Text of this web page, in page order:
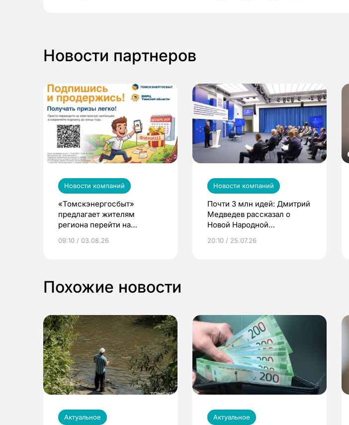
Новости партнеров
Новости компаний
«Томскэнергосбыт»
предлагает жителям
региона перейти на
выиграть призы
09:10 / 03.08.26
Новости компаний
Почти 3 млн идей: Дмитрий
Медведев рассказал о
Новой Народной
20:10 / 25.07.26
Похожие новости
Актуальное Актуальное